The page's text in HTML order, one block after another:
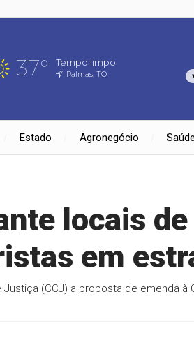
37° Tempo limpo
Palmas, TO
Estado Agronegócio Saúde
locais de
em
(CCJ) a proposta de emenda à